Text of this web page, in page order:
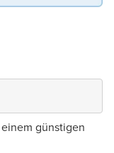
günstigen